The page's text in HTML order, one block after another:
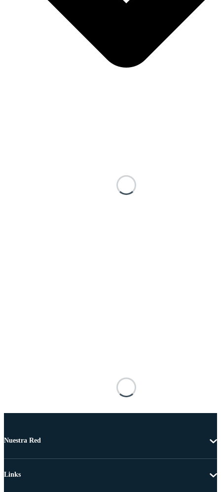
Nuestra Red
Links